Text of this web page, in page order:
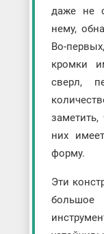
даже не
нему,
Во-
кромки
сверл,
них
форму.
Эти